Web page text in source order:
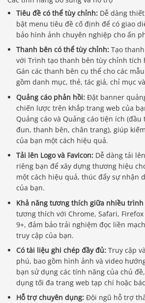
Tiêu đề có thể tùy chỉnh: Dễ dàng
bật menu tiêu đề cố định để có giao
bảo hình ảnh chuyên nghiệp cho ấn
Thanh bên có thể tùy chỉnh: Tạo
với Trình tạo thanh bên tùy chỉnh tích
Gán các thanh bên cụ thể cho các
gồm danh mục, thẻ, tác giả, chỉ mục
Quảng cáo phản hồi: Đặt banner
chiến lược trên khắp trang web của
Quảng cáo và Quảng cáo tiện ích (đầu
đun, thanh bên, chân trang), giúp
của bạn một cách hiệu quả.
Tải lên Logo và Favicon: Dễ dàng tải
riêng bạn để xây dựng thương hiệu
một cách hiệu quả, thúc đẩy sự nhận
của bạn.
Khả năng tương thích giữa nhiều
tương thích với Chrome, Safari,
9+, đảm bảo trải nghiệm đọc liền
truy cập của bạn.
Có tài liệu ghi chép đầy đủ: Truy cập
phú, bao gồm hình ảnh và video
bạn sử dụng các tính năng của chủ
dụng tối đa trang web tạp chí hoặc
Hỗ trợ chuyên dụng: Đội ngũ hỗ trợ